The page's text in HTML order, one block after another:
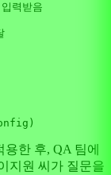
력받음
한 후, QA 팀에
지원 씨가 질문을